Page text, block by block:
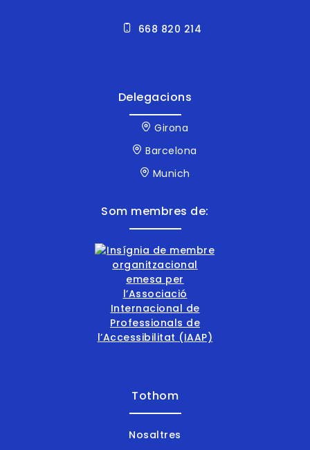
668 820 214
Delegacions
Girona
Barcelona
Munich
Som membres de:
Tothom
Nosaltres